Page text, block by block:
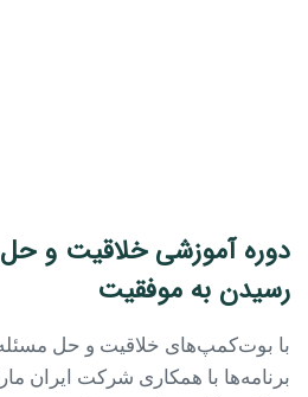
دوره آموزشی خلاقیت و
رسیدن به موفقیت
با بوت‌کمپ‌های خلاقیت و حل مسئله
برنامه‌ها با همکاری شرکت ایران